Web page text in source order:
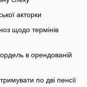
акторки
щодо термінів
в орендованій
по дві пенсії